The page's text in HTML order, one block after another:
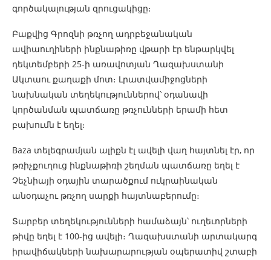
գործակալության զրուցակիցը։
Բաքվից Գրոզնի թռչող ադրբեջանական
ավիաուղիների ինքնաթիռը վթարի էր ենթարկվել
դեկտեմբերի 25-ի առավոտյան Ղազախստանի
Ակտաու քաղաքի մոտ։ Լրատվամիջոցների
նախնական տեղեկություններով՝ օդանավի
կործանման պատճառը թռչունների երամի հետ
բախումն է եղել։
Baza տելեգրամյան ալիքն էլ ավելի վաղ հայտնել էր, որ
թռիչքուղուց ինքնաթիռի շեղման պատճառը եղել է
Չեչնիայի օդային տարածքում ուկրաինական
անօդաչու թռչող սարքի հայտնաբերումը։
Տարբեր տեղեկությունների համաձայն՝ ուղեւորների
թիվը եղել է 100-ից ավելի։ Ղազախստանի արտակարգ
իրավիճակների նախարարության օպերատիվ շտաբի